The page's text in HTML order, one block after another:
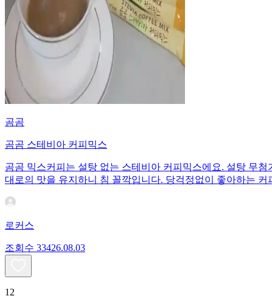
곰곰
곰곰 스테비아 커피믹스
곰곰 믹스커피는 설탕 없는 스테비아 커피믹스에요. 설탕 무
대로의 맛을 유지하니 침 꼴깍입니다. 당걱정없이 좋아하는
로커스
조회수 33426.08.03
12